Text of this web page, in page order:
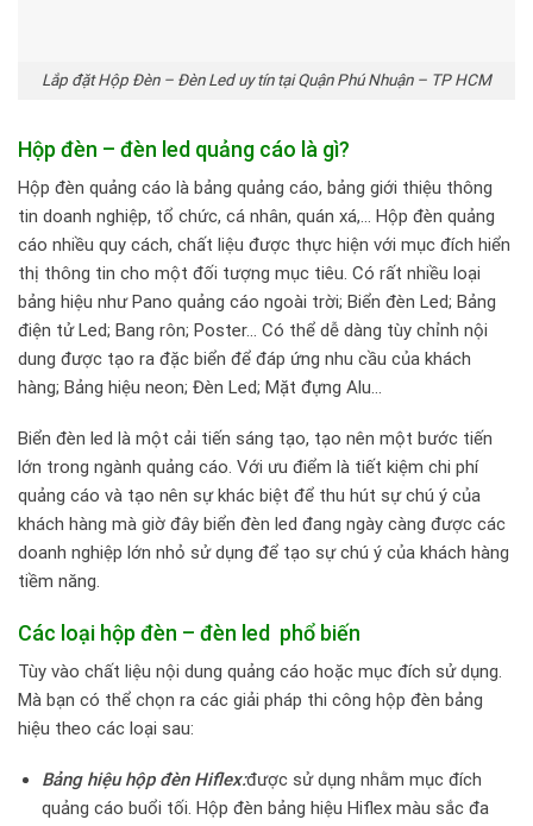
Lắp đặt Hộp Đèn – Đèn Led uy tín tại Quận Phú Nhuận – TP HCM
Hộp đèn – đèn led quảng cáo là gì?
Hộp đèn quảng cáo là bảng quảng cáo, bảng giới thiệu thông
tin doanh nghiệp, tổ chức, cá nhân, quán xá,… Hộp đèn quảng
cáo nhiều quy cách, chất liệu được thực hiện với mục đích hiển
thị thông tin cho một đối tượng mục tiêu. Có rất nhiều loại
bảng hiệu như Pano quảng cáo ngoài trời; Biển đèn Led; Bảng
điện tử Led; Bang rôn; Poster… Có thể dễ dàng tùy chỉnh nội
dung được tạo ra đặc biển để đáp ứng nhu cầu của khách
hàng; Bảng hiệu neon; Đèn Led; Mặt đựng Alu…
Biển đèn led là một cải tiến sáng tạo, tạo nên một bước tiến
lớn trong ngành quảng cáo. Với ưu điểm là tiết kiệm chi phí
quảng cáo và tạo nên sự khác biệt để thu hút sự chú ý của
khách hàng mà giờ đây biển đèn led đang ngày càng được các
doanh nghiệp lớn nhỏ sử dụng để tạo sự chú ý của khách hàng
tiềm năng.
Các loại hộp đèn – đèn led phổ biến
Tùy vào chất liệu nội dung quảng cáo hoặc mục đích sử dụng.
Mà bạn có thể chọn ra các giải pháp thi công hộp đèn bảng
hiệu theo các loại sau:
Bảng hiệu hộp đèn Hiflex:được sử dụng nhằm mục đích
quảng cáo buổi tối. Hộp đèn bảng hiệu Hiflex màu sắc đa